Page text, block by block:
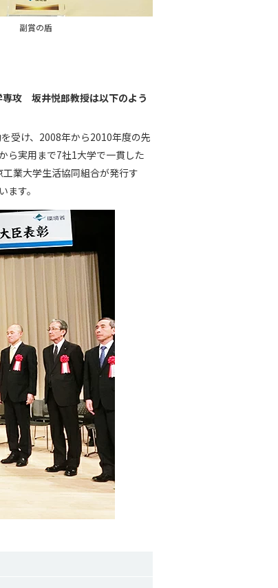
副賞の盾
専攻 坂井悦郎教授は以下のよう
受け、2008年から2010年度の先
ら実用まで7社1大学で一貫した
業大学生活協同組合が発行す
ます。